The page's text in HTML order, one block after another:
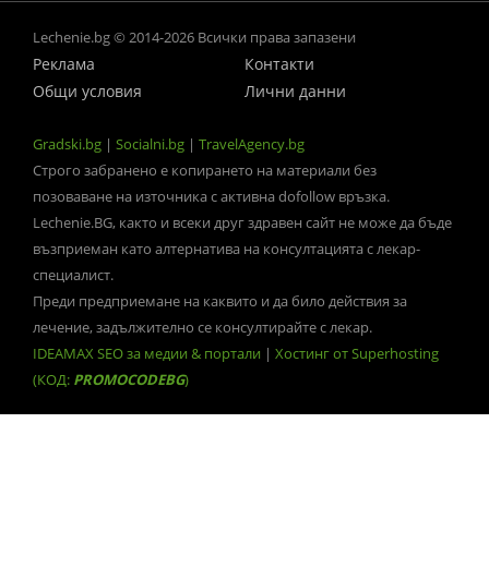
Lechenie.bg © 2014-2026 Всички права запазени
Реклама
Контакти
Общи условия
Лични данни
Gradski.bg | Socialni.bg | TravelAgency.bg
Строго забранено е копирането на материали без
позоваване на източника с активна dofollow връзка.
Lechenie.BG, както и всеки друг здравен сайт не може да бъде
възприеман като алтернатива на консултацията с лекар-
специалист.
Преди предприемане на каквито и да било действия за
лечение, задължително се консултирайте с лекар.
IDEAMAX SEO за медии & портали | Хостинг от Superhosting
(КОД: PROMOCODEBG)